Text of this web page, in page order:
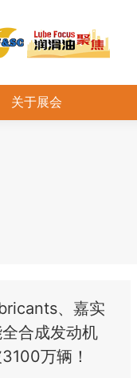
关于展会
、嘉实
合成发动机
万辆！